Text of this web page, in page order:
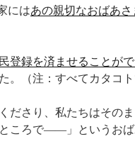
にはあの親切なおばあさ
登録を済ませることが
。（注：すべてカタコト
ださり、私たちはその
ころで――」というおば